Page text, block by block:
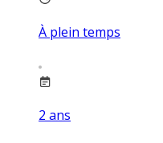
À plein temps
2 ans